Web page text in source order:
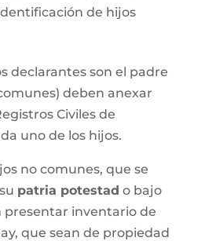
de hijos
declarantes son el padre
deben anexar
Civiles de
uno de los hijos.
no comunes, que se
patria potestad o bajo
presentar inventario de
que sean de propiedad